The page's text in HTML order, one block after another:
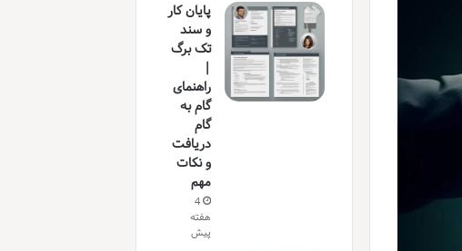
پایان کار
و سند
تک برگ
|
راهنمای
گام به
گام
دریافت
و نکات
مهم
4
هفته
پیش